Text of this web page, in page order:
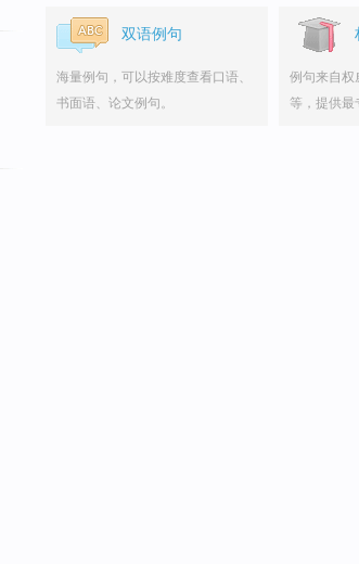
双语例句
海量例句，可以按难度查看口语、
书面语、论文例句。
例句来自权
等，提供最